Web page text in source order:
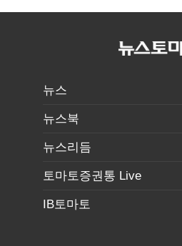
뉴스
뉴스북
뉴스리듬
토마토증권통 Live
IB토마토